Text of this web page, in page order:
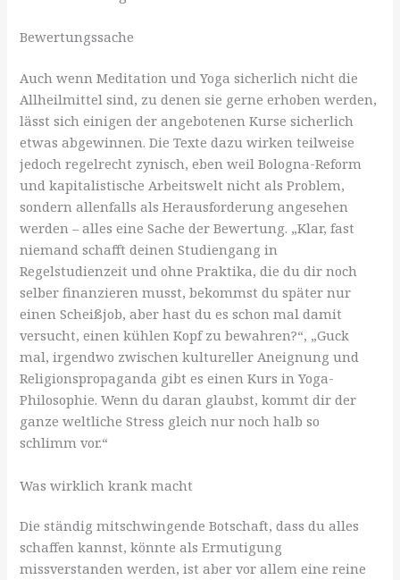
Bewertungssache
Auch wenn Meditation und Yoga sicherlich nicht die
Allheilmittel sind, zu denen sie gerne erhoben werden,
lässt sich einigen der angebotenen Kurse sicherlich
etwas abgewinnen. Die Texte dazu wirken teilweise
jedoch regelrecht zynisch, eben weil Bologna-Reform
und kapitalistische Arbeitswelt nicht als Problem,
sondern allenfalls als Herausforderung angesehen
werden – alles eine Sache der Bewertung. „Klar, fast
niemand schafft deinen Studiengang in
Regelstudienzeit und ohne Praktika, die du dir noch
selber finanzieren musst, bekommst du später nur
einen Scheißjob, aber hast du es schon mal damit
versucht, einen kühlen Kopf zu bewahren?“, „Guck
mal, irgendwo zwischen kultureller Aneignung und
Religionspropaganda gibt es einen Kurs in Yoga-
Philosophie. Wenn du daran glaubst, kommt dir der
ganze weltliche Stress gleich nur noch halb so
schlimm vor.“
Was wirklich krank macht
Die ständig mitschwingende Botschaft, dass du alles
schaffen kannst, könnte als Ermutigung
missverstanden werden, ist aber vor allem eine reine